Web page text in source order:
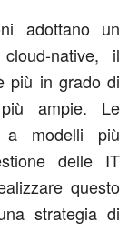
adottano un
native, il
più in grado di
ampie. Le
a modelli più
delle IT
questo
strategia di